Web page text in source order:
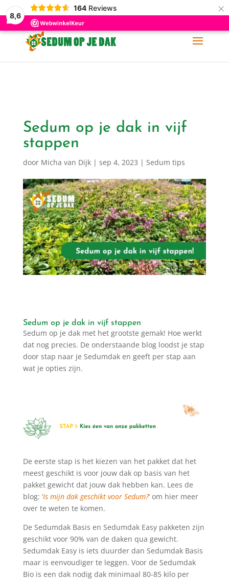
8,6
164 Reviews ×
06-11 88 62 60 info@sedumopjedak.nl
Sedum op je dak in vijf
stappen
door Micha van Dijk| sep 4, 2023 | Sedum tips
Sedum op je dak in vijf stappen
Sedum op je dak met het grootste gemak! Hoe werkt
dat nog precies. De onderstaande blog loodst je stap
door stap naar je Sedumdak en geeft per stap aan
wat je opties zijn.
De eerste stap is het kiezen van het pakket dat het
meest geschikt is voor jouw dak op basis van het
pakket gewicht dat jouw dak hebben kan. Lees de
blog: ‘Is mijn dak geschikt voor Sedum?‘ om hier meer
over te weten te komen.
De Sedumdak Basis en Sedumdak Easy pakketen zijn
geschikt voor 90% van de daken qua gewicht.
Sedumdak Easy is iets duurder dan Sedumdak Basis
maar is eenvoudiger te leggen. Voor de Sedumdak
Bio is een dak nodig dak minimaal 80-85 kilo per